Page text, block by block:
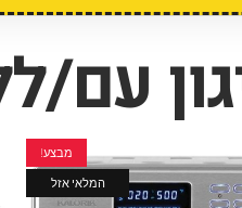
מבצע!
המלאי אזל